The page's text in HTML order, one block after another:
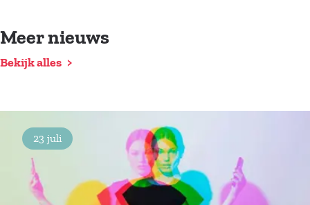
Meer nieuws
Bekijk alles
23 juli